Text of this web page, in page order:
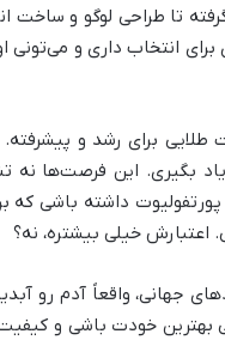
تا طراحی لوگو و ساخت
انتخاب داری و می‌تونی
طلایی برای رشد و
بگیری. این فرصت‌ها نه
داشته باشی که
اعتبارش خیلی بیشتره، نه؟
جهانی، واقعاً آدم رو
بهترین خودت باشی و کیفیت